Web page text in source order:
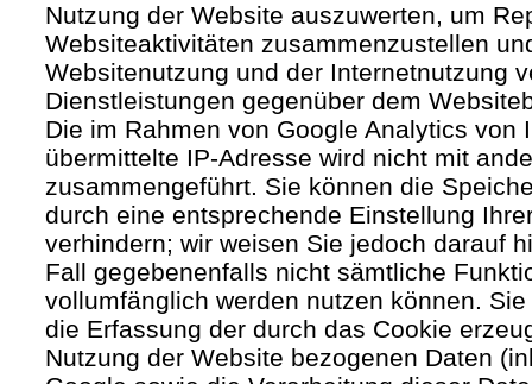
Nutzung der Website auszuwerten, um
Websiteaktivitäten zusammenzustellen
Websitenutzung und der Internetnutzung
Dienstleistungen gegenüber dem
Die im Rahmen von Google Analytics von
übermittelte IP-Adresse wird nicht mit
zusammengeführt. Sie können die
durch eine entsprechende Einstellung
verhindern; wir weisen Sie jedoch darauf
Fall gegebenenfalls nicht sämtliche
vollumfänglich werden nutzen können.
die Erfassung der durch das Cookie
Nutzung der Website bezogenen Daten